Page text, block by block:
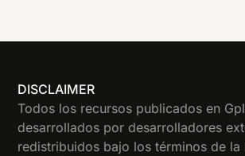
DISCLAIMER
Todos los recursos publicados en
desarrollados por desarrolladores
redistribuidos bajo los términos de la